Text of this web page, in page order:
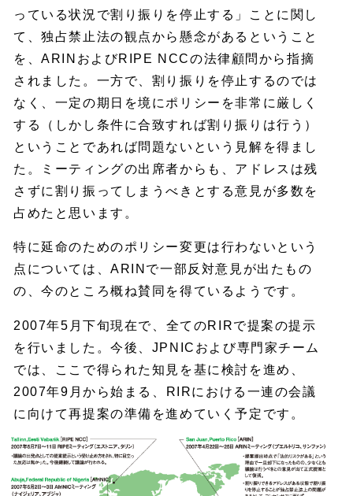
っている状況で割り振りを停止する」ことに関し
て、独占禁止法の観点から懸念があるということ
を、ARINおよびRIPE NCCの法律顧問から指摘
されました。一方で、割り振りを停止するのでは
なく、一定の期日を境にポリシーを非常に厳しく
する（しかし条件に合致すれば割り振りは行う）
ということであれば問題ないという見解を得まし
た。ミーティングの出席者からも、アドレスは残
さずに割り振ってしまうべきとする意見が多数を
占めたと思います。
特に延命のためのポリシー変更は行わないという
点については、ARINで一部反対意見が出たもの
の、今のところ概ね賛同を得ているようです。
2007年5月下旬現在で、全てのRIRで提案の提示
を行いました。今後、JPNICおよび専門家チーム
では、ここで得られた知見を基に検討を進め、
2007年9月から始まる、RIRにおける一連の会議
に向けて再提案の準備を進めていく予定です。